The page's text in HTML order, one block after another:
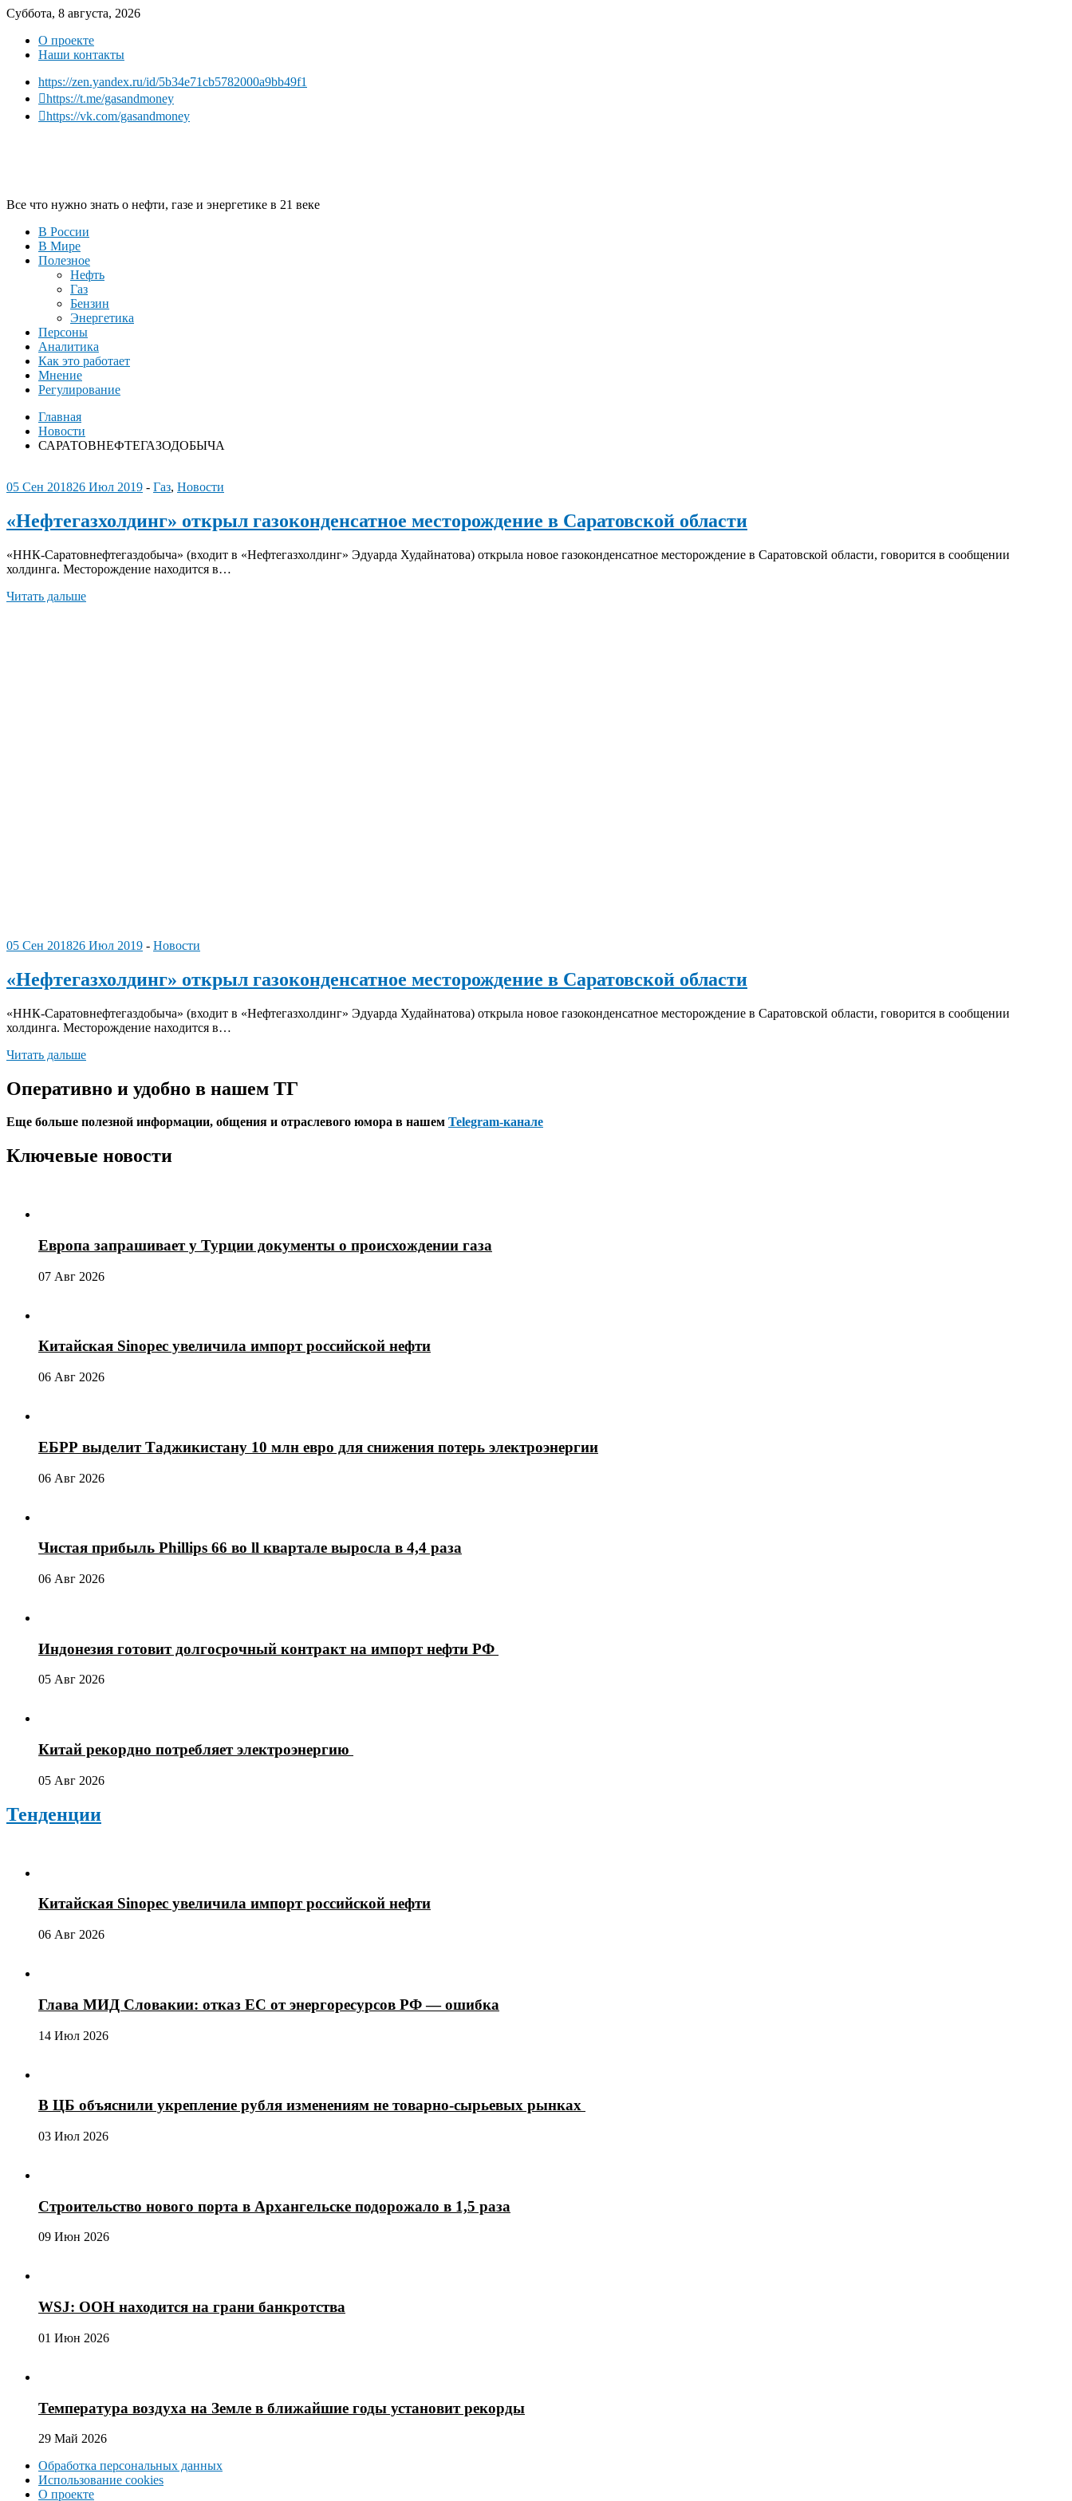
Суббота, 8 августа, 2026
О проекте
Наши контакты
https://zen.yandex.ru/id/5b34e71cb5782000a9bb49f1
https://t.me/gasandmoney
https://vk.com/gasandmoney
Все что нужно знать о нефти, газе и энергетике в 21 веке
В России
В Мире
Полезное
Нефть
Газ
Бензин
Энергетика
Персоны
Аналитика
Как это работает
Мнение
Регулирование
Главная
Новости
САРАТОВНЕФТЕГАЗОДОБЫЧА
05 Сен 201826 Июл 2019 - Газ, Новости
«Нефтегазхолдинг» открыл газоконденсатное месторождение в Саратовской области
«ННК-Саратовнефтегаздобыча» (входит в «Нефтегазхолдинг» Эдуарда Худайнатова) открыла новое газоконденсатное месторождение в Саратовской области, говорится в сообщении
холдинга. Месторождение находится в…
Читать дальше
05 Сен 201826 Июл 2019 - Новости
«Нефтегазхолдинг» открыл газоконденсатное месторождение в Саратовской области
«ННК-Саратовнефтегаздобыча» (входит в «Нефтегазхолдинг» Эдуарда Худайнатова) открыла новое газоконденсатное месторождение в Саратовской области, говорится в сообщении
холдинга. Месторождение находится в…
Читать дальше
Оперативно и удобно в нашем ТГ
Еще больше полезной информации, общения и отраслевого юмора в нашем Telegram-канале
Ключевые новости
Европа запрашивает у Турции документы о происхождении газа
07 Авг 2026
Китайская Sinopec увеличила импорт российской нефти
06 Авг 2026
ЕБРР выделит Таджикистану 10 млн евро для снижения потерь электроэнергии
06 Авг 2026
Чистая прибыль Phillips 66 во ll квартале выросла в 4,4 раза
06 Авг 2026
Индонезия готовит долгосрочный контракт на импорт нефти РФ
05 Авг 2026
Китай рекордно потребляет электроэнергию
05 Авг 2026
Тенденции
Китайская Sinopec увеличила импорт российской нефти
06 Авг 2026
Глава МИД Словакии: отказ ЕС от энергоресурсов РФ — ошибка
14 Июл 2026
В ЦБ объяснили укрепление рубля изменениям не товарно-сырьевых рынках
03 Июл 2026
Строительство нового порта в Архангельске подорожало в 1,5 раза
09 Июн 2026
WSJ: ООН находится на грани банкротства
01 Июн 2026
Температура воздуха на Земле в ближайшие годы установит рекорды
29 Май 2026
Обработка персональных данных
Использование cookies
О проекте